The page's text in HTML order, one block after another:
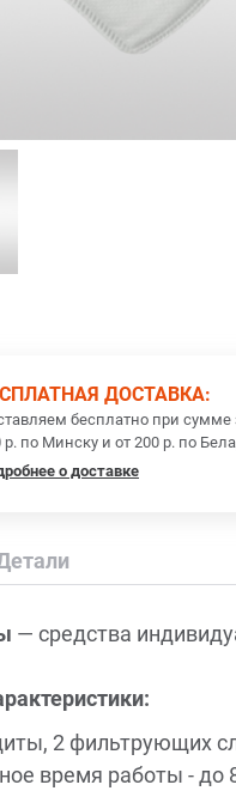
ДОСТАВКА:
бесплатно при сумме
р. по Минску и от 200 р. по
о доставке
— средства
2 фильтрующих
время работы - до